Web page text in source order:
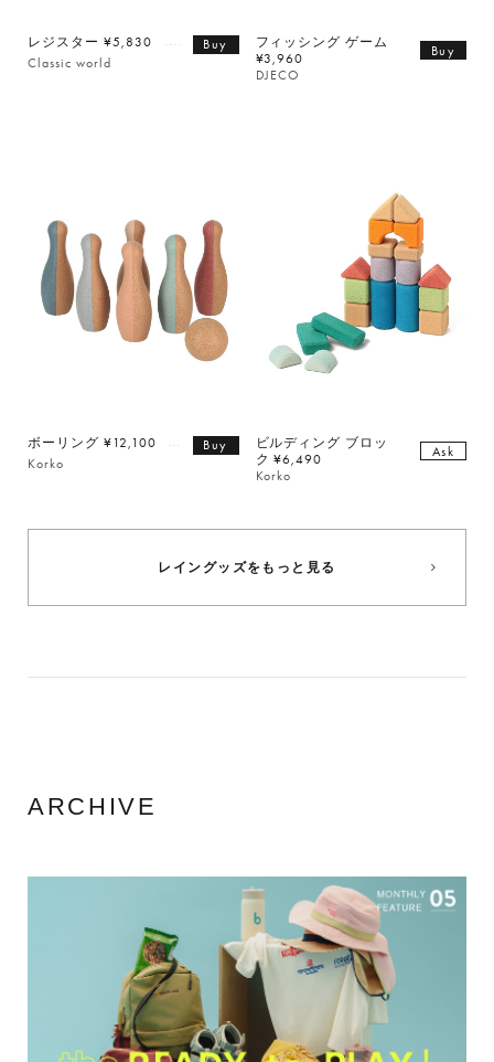
レジスター ¥5,830
Classic world
Buy
フィッシング ゲーム
¥3,960
DJECO
Buy
ボーリング ¥12,100
Korko
Buy
ビルディング ブロッ
ク ¥6,490
Korko
Ask
レイングッズをもっと見る
ARCHIVE